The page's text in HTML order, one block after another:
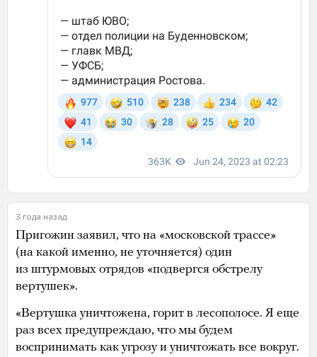
3 года назад
Пригожин заявил, что на «московской трассе»
(на какой именно, не уточняется) один
из штурмовых отрядов «подвергся обстрелу
вертушек».
«Вертушка уничтожена, горит в лесополосе. Я еще
раз всех предупреждаю, что мы будем
воспринимать как угрозу и уничтожать все вокруг.